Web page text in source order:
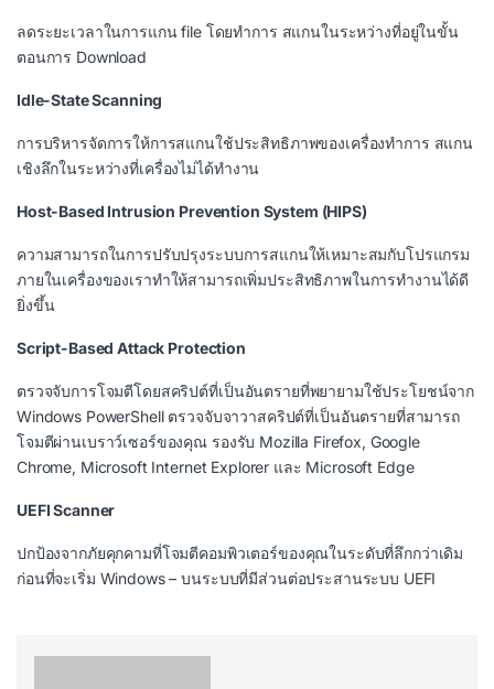
ลดระยะเวลาในการแกน file โดยทำการ สแกนในระหว่างที่อยู่ในขั้น
ตอนการ Download
Idle-State Scanning
การบริหารจัดการให้การสแกนใช้ประสิทธิภาพของเครื่องทำการ สแกน
เชิงลึกในระหว่างที่เครื่องไม่ได้ทำงาน
Host-Based Intrusion Prevention System (HIPS)
ความสามารถในการปรับปรุงระบบการสแกนให้เหมาะสมกับโปรแกรม
ภายในเครื่องของเราทำให้สามารถเพิ่มประสิทธิภาพในการทำงานได้ดี
ยิ่งขึ้น
Script-Based Attack Protection
ตรวจจับการโจมตีโดยสคริปต์ที่เป็นอันตรายที่พยายามใช้ประโยชน์จาก
Windows PowerShell ตรวจจับจาวาสคริปต์ที่เป็นอันตรายที่สามารถ
โจมตีผ่านเบราว์เซอร์ของคุณ รองรับ Mozilla Firefox, Google
Chrome, Microsoft Internet Explorer และ Microsoft Edge
UEFI Scanner
ปกป้องจากภัยคุกคามที่โจมตีคอมพิวเตอร์ของคุณในระดับที่ลึกกว่าเดิม
ก่อนที่จะเริ่ม Windows – บนระบบที่มีส่วนต่อประสานระบบ UEFI